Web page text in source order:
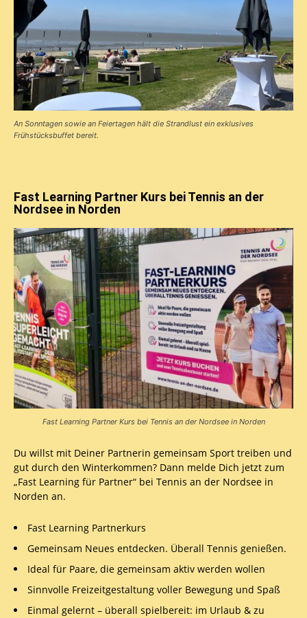
An Sonntagen sowie an Feiertagen hält die Strandlust ein exklusives
Frühstücks­buffet bereit.
Fast Learning Partner Kurs bei Tennis an der
Nordsee in Norden
Fast Learning Partner Kurs bei Tennis an der Nordsee in Norden
Du willst mit Deiner Partnerin gemeinsam Sport treiben und
gut durch den Winterkommen? Dann melde Dich jetzt zum
„Fast Learning für Partner“ bei Tennis an der Nordsee in
Norden an.
Fast Learning Partnerkurs
Gemeinsam Neues entdecken. Überall Tennis genießen.
Ideal für Paare, die gemeinsam aktiv werden wollen
Sinnvolle Freizeitgestaltung voller Bewegung und Spaß
Einmal gelernt – überall spielbereit: im Urlaub & zu